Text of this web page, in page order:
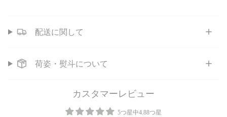
配送に関して
荷姿・熨斗について
カスタマーレビュー
5つ星中4.88つ星